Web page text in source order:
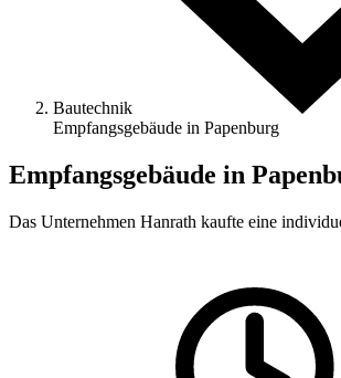
Bautechnik
Empfangsgebäude in Papenburg
Empfangsgebäude in
Das Unternehmen Hanrath kaufte eine